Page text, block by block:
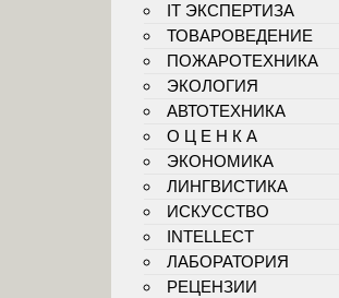
IT ЭКСПЕРТИЗА
ТОВАРОВЕДЕНИЕ
ПОЖАРОТЕХНИКА
ЭКОЛОГИЯ
АВТОТЕХНИКА
О Ц Е Н К А
ЭКОНОМИКА
ЛИНГВИСТИКА
ИСКУССТВО
INTELLECT
ЛАБОРАТОРИЯ
РЕЦЕНЗИИ